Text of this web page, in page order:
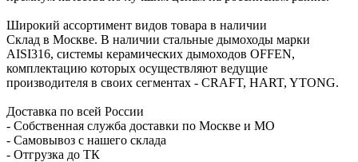
Широкий ассортимент видов товара в наличии
Склад в Москве. В наличии стальные дымоходы марки
AISI316, системы керамических дымоходов OFFEN,
комплектацию которых осуществляют ведущие
производителя в своих сегментах - CRAFT, HART, YTONG.
Доставка по всей России
- Собственная служба доставки по Москве и МО
- Самовывоз с нашего склада
- Отгрузка до ТК